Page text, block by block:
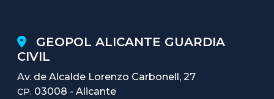
GEOPOL ALICANTE GUARDIA
CIVIL
Av. de Alcalde Lorenzo Carbonell, 27
CP. 03008 - Alicante